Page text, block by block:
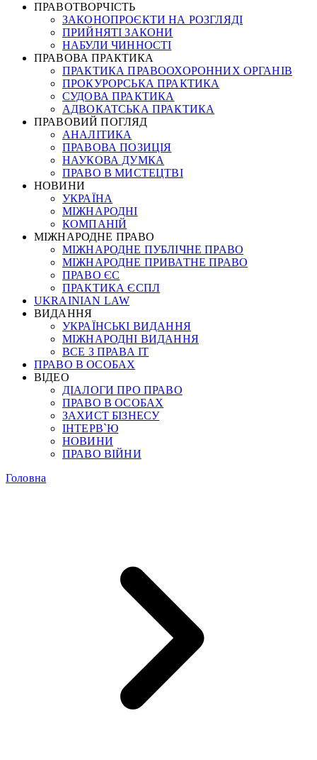
ПРАВОТВОРЧІСТЬ
ЗАКОНОПРОЄКТИ НА РОЗГЛЯДІ
ПРИЙНЯТІ ЗАКОНИ
НАБУЛИ ЧИННОСТІ
ПРАВОВА ПРАКТИКА
ПРАКТИКА ПРАВООХОРОННИХ ОРГАНІВ
ПРОКУРОРСЬКА ПРАКТИКА
СУДОВА ПРАКТИКА
АДВОКАТСЬКА ПРАКТИКА
ПРАВОВИЙ ПОГЛЯД
АНАЛІТИКА
ПРАВОВА ПОЗИЦІЯ
НАУКОВА ДУМКА
ПРАВО В МИСТЕЦТВІ
НОВИНИ
УКРАЇНА
МІЖНАРОДНІ
КОМПАНІЙ
МІЖНАРОДНЕ ПРАВО
МІЖНАРОДНЕ ПУБЛІЧНЕ ПРАВО
МІЖНАРОДНЕ ПРИВАТНЕ ПРАВО
ПРАВО ЄС
ПРАКТИКА ЄСПЛ
UKRAINIAN LAW
ВИДАННЯ
УКРАЇНСЬКІ ВИДАННЯ
МІЖНАРОДНІ ВИДАННЯ
ВСЕ З ПРАВА ІТ
ПРАВО В ОСОБАХ
ВІДЕО
ДІАЛОГИ ПРО ПРАВО
ПРАВО В ОСОБАХ
ЗАХИСТ БІЗНЕСУ
ІНТЕРВ`Ю
НОВИНИ
ПРАВО ВІЙНИ
Головна